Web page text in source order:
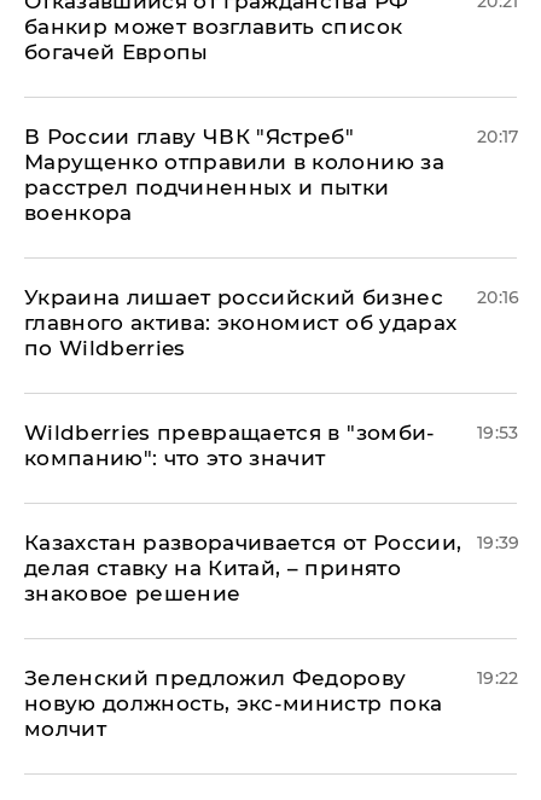
банкир может возглавить список
богачей Европы
В России главу ЧВК "Ястреб"
Марущенко отправили в колонию за
расстрел подчиненных и пытки
военкора
20:17
​Украина лишает российский бизнес
главного актива: экономист об ударах
по Wildberries
20:16
Wildberries превращается в "зомби-
компанию": что это значит
19:53
Казахстан разворачивается от России,
делая ставку на Китай, – принято
знаковое решение
19:39
Зеленский предложил Федорову
новую должность, экс-министр пока
молчит
19:22